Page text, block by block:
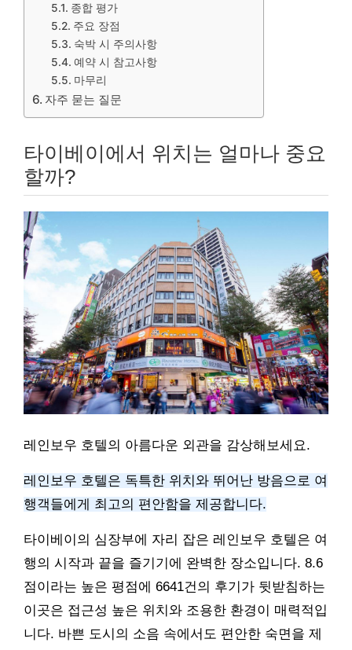
종합 평가
주요 장점
숙박 시 주의사항
예약 시 참고사항
마무리
자주 묻는 질문
타이베이에서 위치는 얼마나 중요
할까?
레인보우 호텔의 아름다운 외관을 감상해보세요.
레인보우 호텔은 독특한 위치와 뛰어난 방음으로 여
행객들에게 최고의 편안함을 제공합니다.
타이베이의 심장부에 자리 잡은 레인보우 호텔은 여
행의 시작과 끝을 즐기기에 완벽한 장소입니다. 8.6
점이라는 높은 평점에 6641건의 후기가 뒷받침하는
이곳은 접근성 높은 위치와 조용한 환경이 매력적입
니다. 바쁜 도시의 소음 속에서도 편안한 숙면을 제